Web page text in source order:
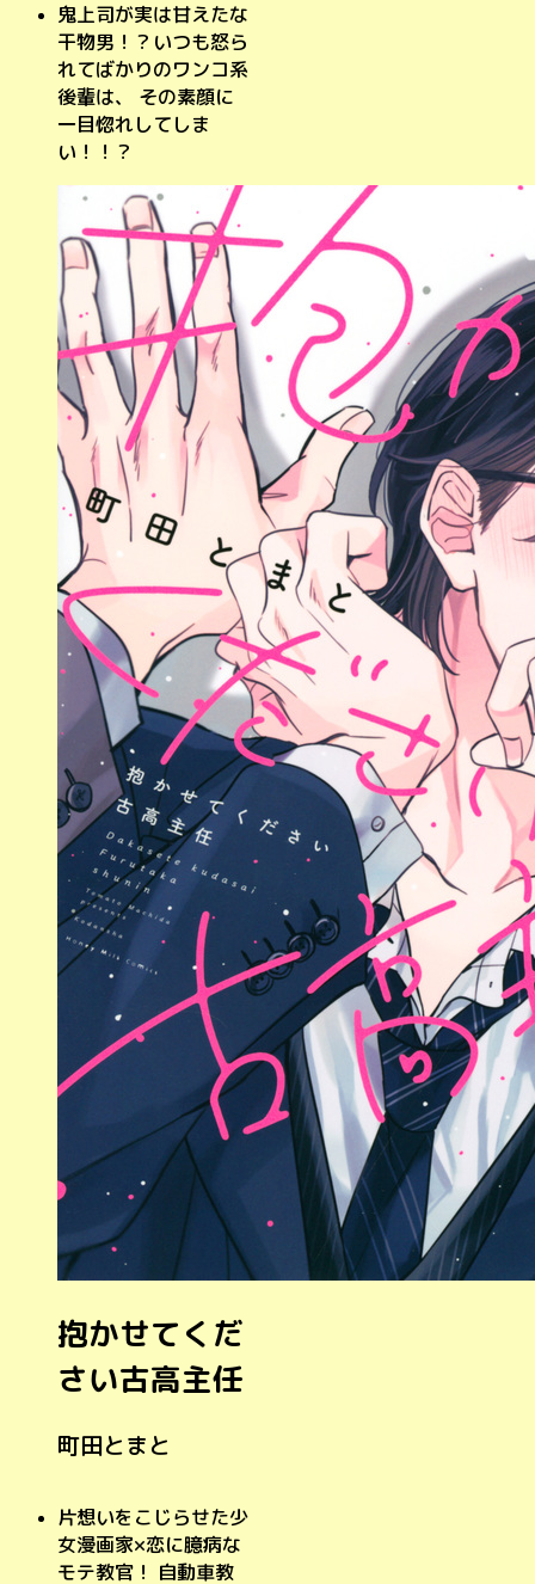
鬼上司が実は甘えたな
干物男！？いつも怒ら
れてばかりのワンコ系
後輩は、 その素顔に
一目惚れしてしま
い！！？
抱かせてくだ
さい古高主任
町田とまと
片想いをこじらせた少
女漫画家×恋に臆病な
モテ教官！ 自動車教